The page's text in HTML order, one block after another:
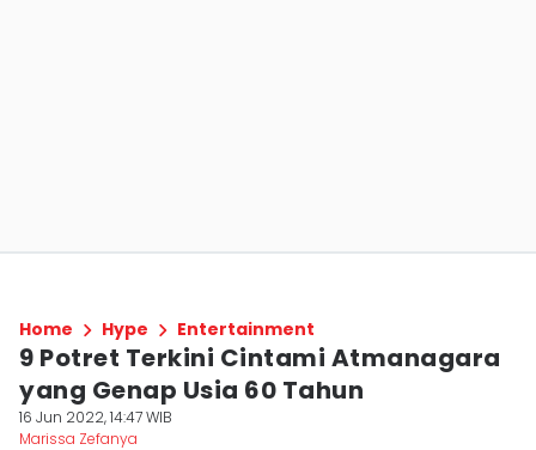
Home Hype Entertainment
9 Potret Terkini Cintami Atmanagara
yang Genap Usia 60 Tahun
16 Jun 2022, 14:47 WIB
Marissa Zefanya